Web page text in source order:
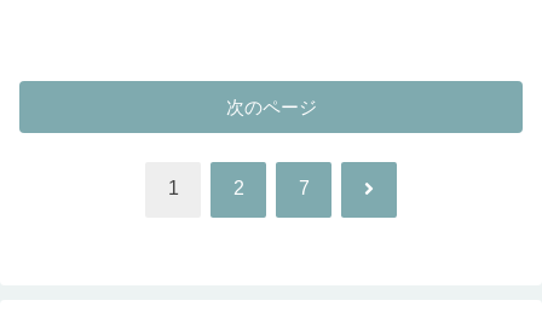
次のページ
1 2 7 次